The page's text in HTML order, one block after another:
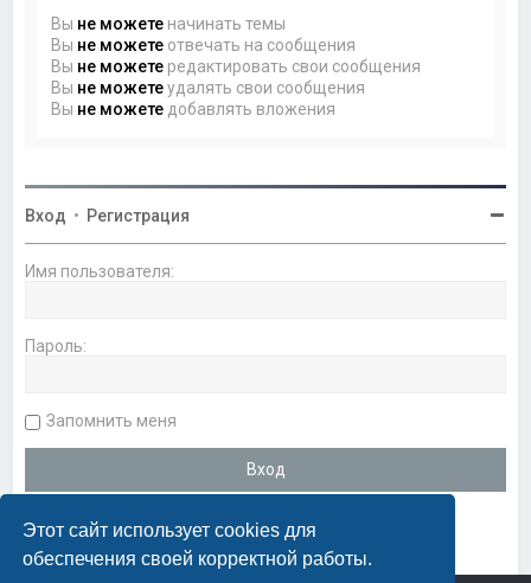
Этот сайт использует cookies для
обеспечения своей корректной работы.
Вы не можете начинать темы
Вы не можете отвечать на сообщения
Вы не можете редактировать свои сообщения
Вы не можетеудалять свои сообщения
Вы не можете добавлять вложения
Вход • Регистрация
Имя пользователя:
Пароль:
Запомнить меня